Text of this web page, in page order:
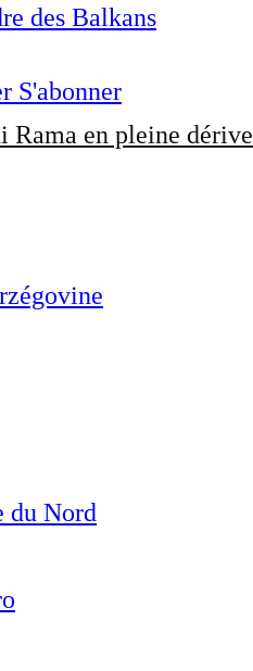
des Balkans
S'abonner
Rama en pleine
du Nord